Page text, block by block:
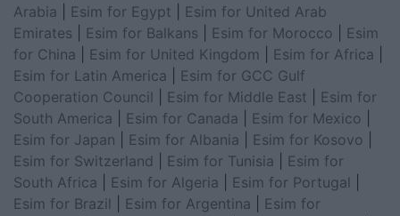
Arabia
Esim for Egypt
Esim for United Arab
Emirates
Esim for Balkans Esim for Morocco
Esim
for China
Esim for United Kingdom Esim for Africa
Esim for Latin America
Esim for GCC Gulf
Cooperation Council
Esim for Middle East
Esim for
South America
Esim for Canada Esim for Mexico
Esim for Japan
Esim for Albania Esim for Kosovo
Esim for Switzerland
Esim for Tunisia
Esim for
South Africa
Esim for Algeria Esim for Portugal
Esim for Brazil
Esim for Argentina
Esim for